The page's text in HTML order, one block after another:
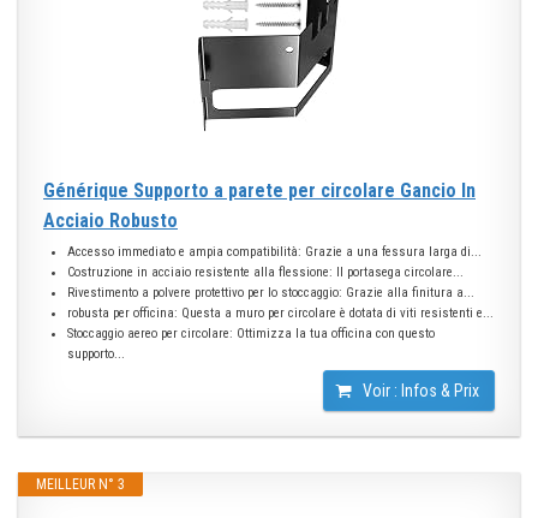
Générique Supporto a parete per circolare Gancio In
Acciaio Robusto
Accesso immediato e ampia compatibilità: Grazie a una fessura larga di...
Costruzione in acciaio resistente alla flessione: Il portasega circolare...
Rivestimento a polvere protettivo per lo stoccaggio: Grazie alla finitura a...
robusta per officina: Questa a muro per circolare è dotata di viti resistenti e...
Stoccaggio aereo per circolare: Ottimizza la tua officina con questo
supporto...
Voir : Infos & Prix
MEILLEUR N° 3